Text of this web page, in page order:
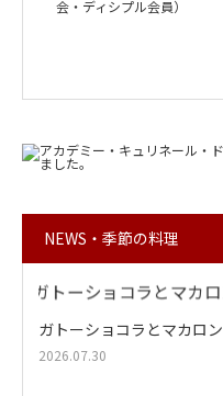
会・ディシプル会員）
NEWS・季節の料理
ガトーショコラとマカロン
2026.07.30